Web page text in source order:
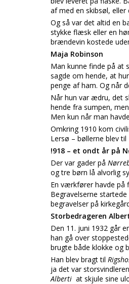
af med en skibsøl,
Og så var det altid en
stykke flæsk eller en
brændevin kostede
Maja Robinson
Man kunne finde på at
sagde om hende, at
penge af ham. Og når
Når hun var ædru, det
hende fra sumpen,
Men kun når man
Omkring 1910 kom
Lersø – bøllerne blev
!918 – et ondt år på
Der var gader på
og tre børn lå alvorlig
En værkfører havde på
Begravelserne
begravelser på
Storbedrageren
Den 11. juni 1932 går
han gå over
brugte både klokke og
Han blev bragt til
ja det var
Alberti at skjule sine